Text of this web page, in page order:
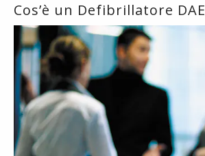
Cos’è un Defibrillatore DAE